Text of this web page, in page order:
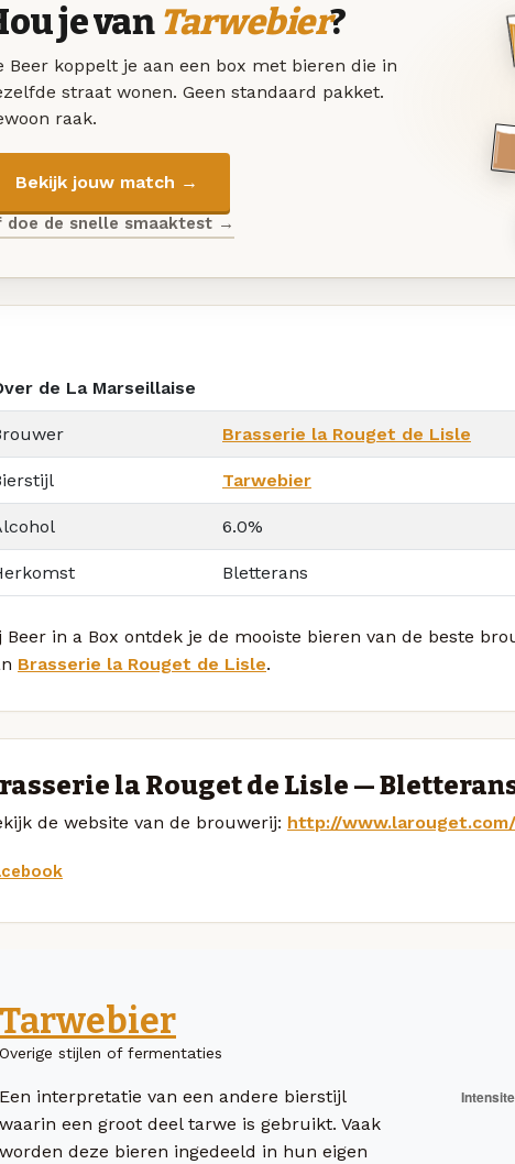
je van Tarwebier?
Beer koppelt je aan een box met bieren die in
straat wonen. Geen standaard pakket.
raak.
Bekijk jouw match →
doe de snelle smaaktest →
de La Marseillaise
Brasserie la Rouget de Lisle
Tarwebier
6.0%
Bletterans
Beer in a Box ontdek je de mooiste bieren van de beste
Brasserie la Rouget de Lisle.
la Rouget de Lisle —
de website van de brouwerij: http://www.larouget.com/
Tarwebier
Overige stijlen of fermentaties
Een interpretatie van een andere bierstijl
waarin een groot deel tarwe is gebruikt. Vaak
worden deze bieren ingedeeld in hun eigen